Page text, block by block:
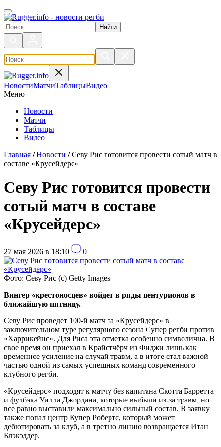
Поиск по сайту
НовостиМатчиТаблицыВидео
Меню
Новости
Матчи
Таблицы
Видео
Главная / Новости / Севу Рис готовится провести сотый матч в
составе «Крусейдерс»
Севу Рис готовится провести
сотый матч в составе
«Крусейдерс»
27 мая 2026 в 18:10 0
Фото: Севу Рис (с) Getty Images
Вингер «крестоносцев» войдет в ряды центурионов в
ближайшую пятницу.
Севу Рис проведет 100-й матч за «Крусейдерс» в
заключительном туре регулярного сезона Супер регби против
«Харрикейнс». Для Риса эта отметка особенно символична. В
свое время он приехал в Крайстчёрч из Фиджи лишь как
временное усиление на случай травм, а в итоге стал важной
частью одной из самых успешных команд современного
клубного регби.
«Крусейдерс» подходят к матчу без капитана Скотта Барретта
и фулбэка Уилла Джордана, которые выбыли из-за травм, но
все равно выставили максимально сильный состав. В заявку
также попал центр Купер Робертс, который может
дебютировать за клуб, а в третью линию возвращается Итан
Блэкэддер.